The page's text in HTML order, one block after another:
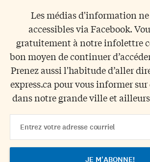
Les médias d'information
accessibles via Facebook.
gratuitement à notre infolettre
bon moyen de continuer
Prenez aussi l'habitude d’aller
express.ca pour vous informer sur
dans notre grande ville et
Address